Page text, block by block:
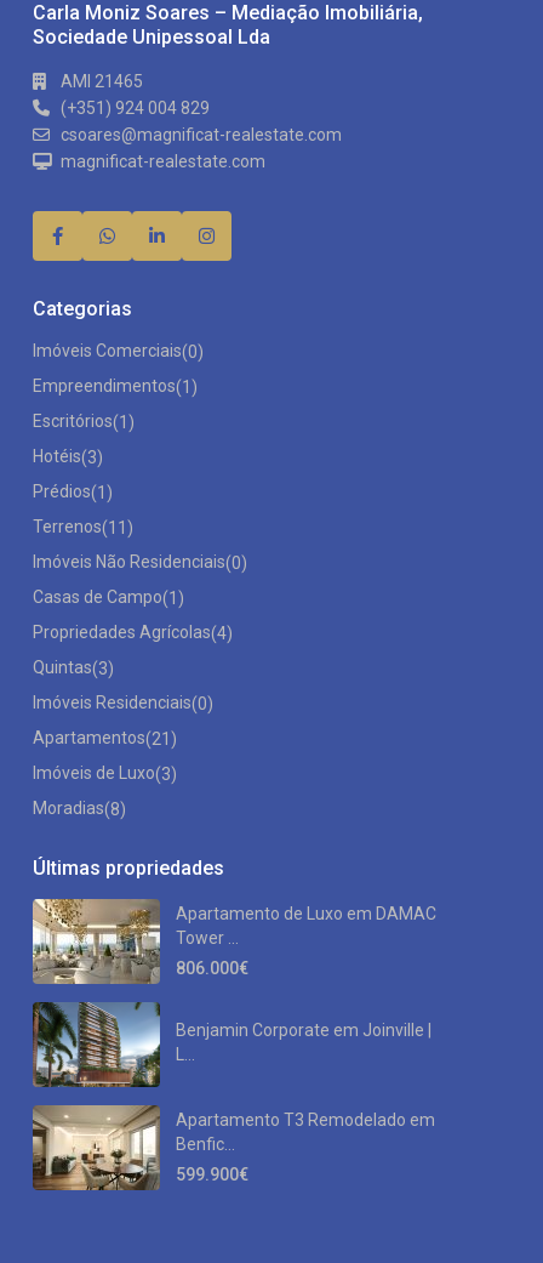
Carla Moniz Soares – Mediação Imobiliária,
Sociedade Unipessoal Lda
AMI 21465
(+351) 924 004 829
csoares@magnificat-realestate.com
magnificat-realestate.com
Categorias
Imóveis Comerciais(0)
Empreendimentos(1)
Escritórios(1)
Hotéis(3)
Prédios(1)
Terrenos(11)
Imóveis Não Residenciais(0)
Casas de Campo(1)
Propriedades Agrícolas(4)
Quintas(3)
Imóveis Residenciais(0)
Apartamentos(21)
Imóveis de Luxo(3)
Moradias(8)
Últimas propriedades
Apartamento de Luxo em DAMAC
Tower ...
806.000€
Benjamin Corporate em Joinville |
L...
Apartamento T3 Remodelado em
Benfic...
599.900€